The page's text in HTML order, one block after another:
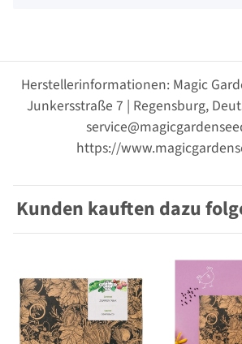
Herstellerinformationen: Magic
Junkersstraße 7 | Regensburg,
https://
Kunden kauften dazu